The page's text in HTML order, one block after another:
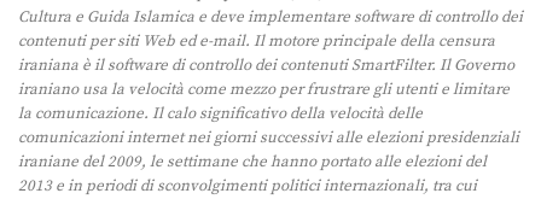
Cultura e Guida Islamica e deve implementare software di controllo dei
contenuti per siti Web ed e-mail. Il motore principale della censura
iraniana è il software di controllo dei contenuti SmartFilter. Il Governo
iraniano usa la velocità come mezzo per frustrare gli utenti e limitare
la comunicazione. Il calo significativo della velocità delle
comunicazioni internet nei giorni successivi alle elezioni presidenziali
iraniane del 2009, le settimane che hanno portato alle elezioni del
2013 e in periodi di sconvolgimenti politici internazionali, tra cui